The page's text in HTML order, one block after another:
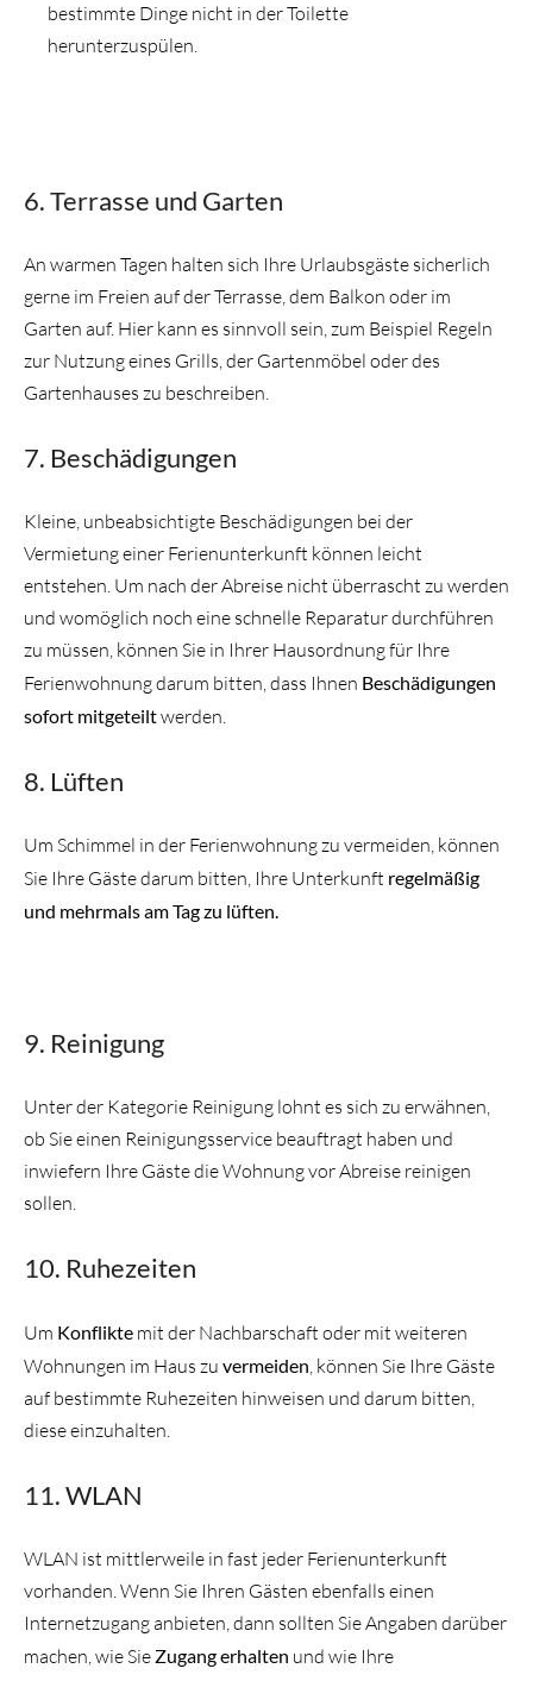
bestimmte Dinge nicht in der Toilette
herunterzuspülen.
6. Terrasse und Garten
An warmen Tagen halten sich Ihre Urlaubsgäste sicherlich
gerne im Freien auf der Terrasse, dem Balkon oder im
Garten auf. Hier kann es sinnvoll sein, zum Beispiel Regeln
zur Nutzung eines Grills, der Gartenmöbel oder des
Gartenhauses zu beschreiben.
7. Beschädigungen
Kleine, unbeabsichtigte Beschädigungen bei der
Vermietung einer Ferienunterkunft können leicht
entstehen. Um nach der Abreise nicht überrascht zu werden
und womöglich noch eine schnelle Reparatur durchführen
zu müssen, können Sie in Ihrer Hausordnung für Ihre
Ferienwohnung darum bitten, dass Ihnen Beschädigungen
sofort mitgeteiltwerden.
8. Lüften
Um Schimmel in der Ferienwohnung zu vermeiden, können
Sie Ihre Gäste darum bitten, Ihre Unterkunft regelmäßig
und mehrmals am Tag zu lüften.
9. Reinigung
Unter der Kategorie Reinigung lohnt es sich zu erwähnen,
ob Sie einen Reinigungsservice beauftragt haben und
inwiefern Ihre Gäste die Wohnung vor Abreise reinigen
sollen.
10. Ruhezeiten
Um Konflikte mit der Nachbarschaft oder mit weiteren
Wohnungen im Haus zu vermeiden, können Sie Ihre Gäste
auf bestimmte Ruhezeiten hinweisen und darum bitten,
diese einzuhalten.
11. WLAN
WLAN ist mittlerweile in fast jeder Ferienunterkunft
vorhanden. Wenn Sie Ihren Gästen ebenfalls einen
Internetzugang anbieten, dann sollten Sie Angaben darüber
machen, wie Sie Zugang erhalten und wie Ihre